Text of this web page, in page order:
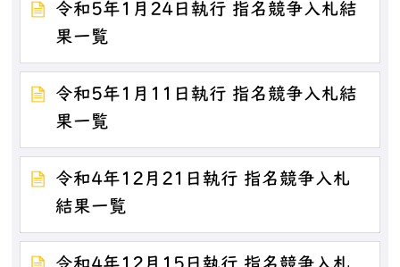
令和5年1月24日執行 指名競争入札結
果一覧
令和5年1月11日執行 指名競争入札結
果一覧
令和4年12月21日執行 指名競争入札
結果一覧